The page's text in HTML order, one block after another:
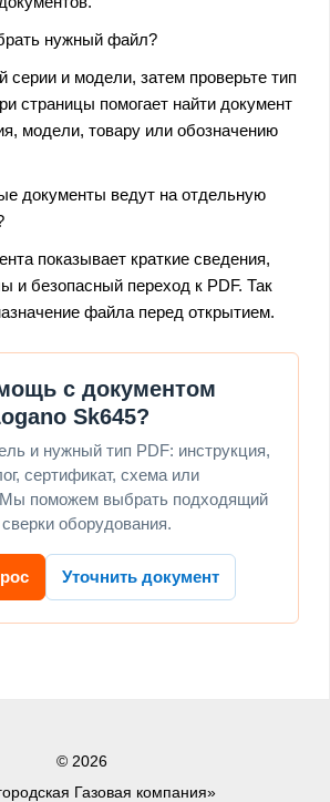
нужный файл?
серии и модели, затем проверьте тип
страницы помогает найти документ
модели, товару или обозначению
документы ведут на отдельную
показывает краткие сведения,
и безопасный переход к PDF. Так
файла перед открытием.
с документом
Sk645?
и нужный тип PDF: инструкция,
сертификат, схема или
Мы поможем выбрать подходящий
оборудования.
Уточнить документ
© 2026
Газовая компания»